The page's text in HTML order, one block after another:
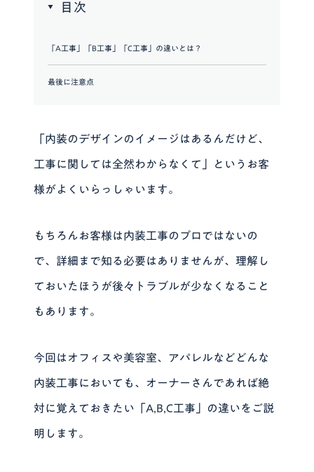
目次
「A工事」「B工事」「C工事」の違いとは？
最後に注意点
「内装のデザインのイメージはあるんだけど、
工事に関しては全然わからなくて」というお客
様がよくいらっしゃいます。
もちろんお客様は内装工事のプロではないの
で、詳細まで知る必要はありませんが、理解し
ておいたほうが後々トラブルが少なくなること
もあります。
今回はオフィスや美容室、アパレルなどどんな
内装工事においても、オーナーさんであれば絶
対に覚えておきたい 「A,B,C工事」 の違いをご説
明します。